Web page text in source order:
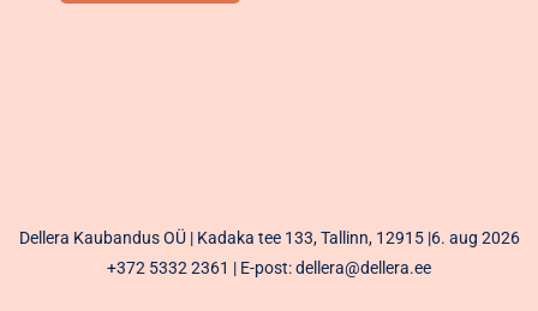
Dellera Kaubandus OÜ | Kadaka tee 133, Tallinn, 12915 |6. aug 2026
+372 5332 2361 | E-post: dellera@dellera.ee